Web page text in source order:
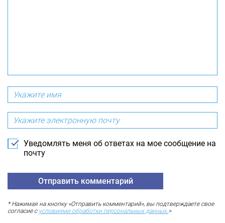
Уведомлять меня об ответах на мое сообщение на
почту
* Нажимая на кнопку «Отправить комментарий», вы подтверждаете свое
согласие с условиями обработки персональных данных.>